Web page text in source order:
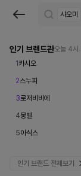
샤오미
드인기 브랜드관오늘 4시
1 카시오
2스누피
3로저비비에
4몽벨
5아식스
인기 브랜드 전체보기